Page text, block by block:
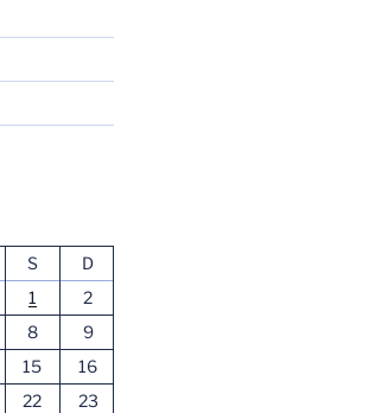
S
D
1
2
8
9
15
16
22
23